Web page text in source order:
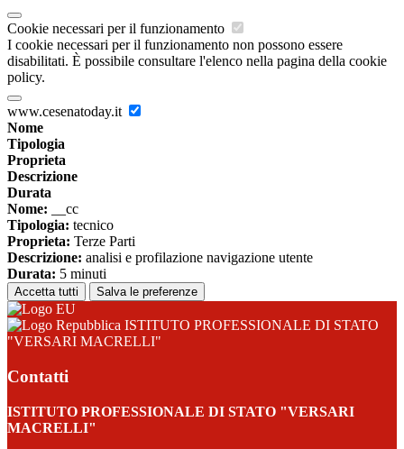
Cookie necessari per il funzionamento
I cookie necessari per il funzionamento non possono essere
disabilitati. È possibile consultare l'elenco nella pagina della cookie
policy.
www.cesenatoday.it
Nome
Tipologia
Proprieta
Descrizione
Durata
Nome: __cc
Tipologia: tecnico
Proprieta: Terze Parti
Descrizione: analisi e profilazione navigazione utente
Durata: 5 minuti
Accetta tutti Salva le preferenze
ISTITUTO PROFESSIONALE DI STATO
"VERSARI MACRELLI"
Contatti
ISTITUTO PROFESSIONALE DI STATO "VERSARI
MACRELLI"